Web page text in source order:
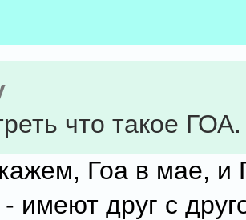
что такое ГОА.
Гоа в мае, и
имеют друг с